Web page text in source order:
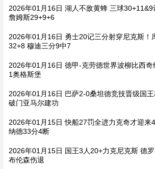
2026年01月16日 湖人不敌黄蜂 三球
詹姆斯29+9+6
2026年01月16日 勇士20记三分射穿尼克斯！
32+8 穆迪三分9中7
2026年01月16日 德甲-克劳德世界波柳比西
1奥格斯堡
2026年01月16日 巴萨2-0桑坦德竞技晋级国
破门亚马尔建功
2026年01月15日 快船27罚全进力克奇才迎来
纳德33分4断
2026年01月15日 国王3人20+力克尼克斯 德
布伦森伤退